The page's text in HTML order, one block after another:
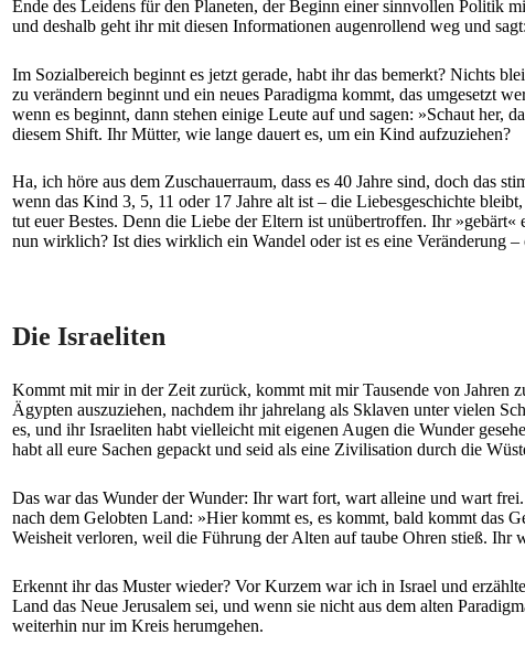
Ende des Leidens für den Planeten, der Beginn einer sinnvollen Politik
und deshalb geht ihr mit diesen Informationen augenrollend weg und
Im Sozialbereich beginnt es jetzt gerade, habt ihr das bemerkt? Nichts
zu verändern beginnt und ein neues Paradigma kommt, das umgesetzt
wenn es beginnt, dann stehen einige Leute auf und sagen: »Schaut her,
diesem Shift. Ihr Mütter, wie lange dauert es, um ein Kind aufzuziehen?
Ha, ich höre aus dem Zuschauerraum, dass es 40 Jahre sind, doch das
wenn das Kind 3, 5, 11 oder 17 Jahre alt ist – die Liebesgeschichte
tut euer Bestes. Denn die Liebe der Eltern ist unübertroffen. Ihr »gebärt«
nun wirklich? Ist dies wirklich ein Wandel oder ist es eine Veränderung
Die Israeliten
Kommt mit mir in der Zeit zurück, kommt mit mir Tausende von Jahren
Ägypten auszuziehen, nachdem ihr jahrelang als Sklaven unter vielen
es, und ihr Israeliten habt vielleicht mit eigenen Augen die Wunder
habt all eure Sachen gepackt und seid als eine Zivilisation durch die
Das war das Wunder der Wunder: Ihr wart fort, wart alleine und wart
nach dem Gelobten Land: »Hier kommt es, es kommt, bald kommt das
Weisheit verloren, weil die Führung der Alten auf taube Ohren stieß. Ihr
Erkennt ihr das Muster wieder? Vor Kurzem war ich in Israel und
Land das Neue Jerusalem sei, und wenn sie nicht aus dem alten
weiterhin nur im Kreis herumgehen.